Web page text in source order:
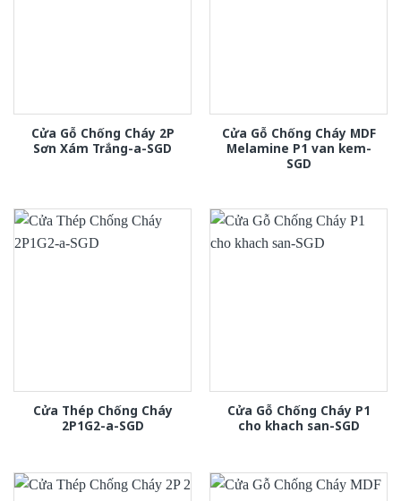
Cửa Gỗ Chống Cháy 2P
Sơn Xám Trắng-a-SGD
Cửa Gỗ Chống Cháy MDF
Melamine P1 van kem-
SGD
Cửa Thép Chống Cháy
2P1G2-a-SGD
Cửa Gỗ Chống Cháy P1
cho khach san-SGD